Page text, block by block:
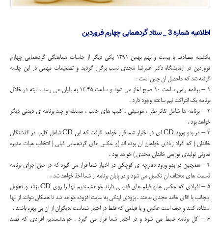
اطلاعیه شماره 3 _ ستاد گردهمایی چهارم فروردین
یکشنبه مصادف با بیست و نهم بهمن 1391 یکی دیگر از جلسات هماهنگی گردهمایی چهارم
فروردین در ازمایشگاه دکتر علیرضا مجدی نسب برگزار گردید و تصمیمات مهمی در این چلسه
گرفته شد که ماحصل ان چنین است :
1 – برنامه راس ساعت 10 صبح اغاز می شود و ساعت 13:45 به پایان می رسد . البته در خلال
برنامه یک انتراکت نیم ساعته وجود دارد .
2 – برنامه ها شامل تئاتر طنز ، موسیقی ، کلیپ های جالب ، مسابقه و چند برنامه ی دیدنی دیگر
خواهد بود .
3 – در بدو ورود CD ای در اختیار شما قرار خواهد گرفت که این CD شامل کلیپ در گذشتگان
خاندان ( که افراد زیادی خواهان ان بوده اند )و عکس های گردهمایی قبلی ( انتخاب هیات مدیره
تعاونی تولیدی توزیعی خاندان مجدی ) خواهد بود .
4 – همچنین در بدو ورود دفترچه ی کوچکی در اختیار شما قرار می گیرد که در حین اجرای برنامه
قسمت های مختلف ان تکمیل می شود و در پایان برنامه از شما اخذ خواهد شد .
5 – افرادی که عکس ها و فیلم های قدیمی دارند خواهشمندیم انها را روی CD بزنند و تحویل
اینجانب یا اقای حامد مجدی بدهند . بزودی لینکی به سایت افزوده خواهد شد تا همگان بتوانند از انها
استفاده کنند و حیف است عکس و یا فیلمی که فقط در اختیار شماست ،دیگران از ان بی بهره باشند .
6 – کل برنامه ضبط می شود و در اختیار شما قرار می گیرد . خواهشمندیم افرادی که قصد